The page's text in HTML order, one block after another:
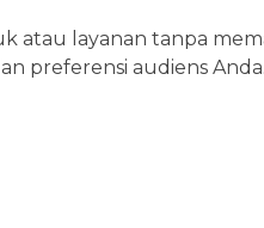
atau layanan tanpa
preferensi audiens